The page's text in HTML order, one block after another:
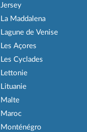
Jersey
La Maddalena
Lagune de Venise
Les Açores
Les Cyclades
Lettonie
Lituanie
Malte
Maroc
Monténégro